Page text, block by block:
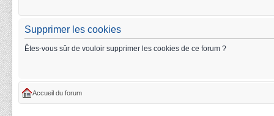
Supprimer les cookies
Êtes-vous sûr de vouloir supprimer les cookies de ce forum ?
Accueil du forum